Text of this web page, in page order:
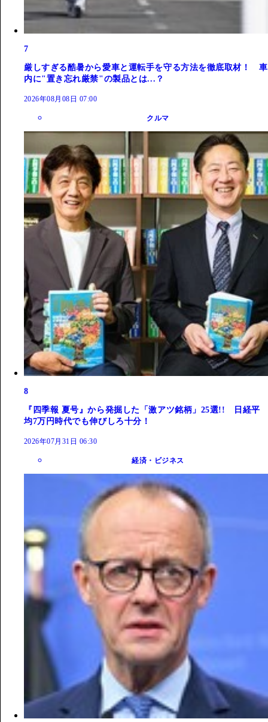
7
厳しすぎる酷暑から愛車と運転手を守る方法を徹底取材！ 車
内に"置き忘れ厳禁"の製品とは...？
2026年08月08日 07:00
クルマ
8
『四季報 夏号』から発掘した「激アツ銘柄」25選!! 日経平
均7万円時代でも伸びしろ十分！
2026年07月31日 06:30
経済・ビジネス